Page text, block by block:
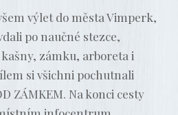
výlet do města Vimperk,
po naučné stezce,
zámku, arboreta i
si všichni pochutnali
ZÁMKEM. Na konci cesty